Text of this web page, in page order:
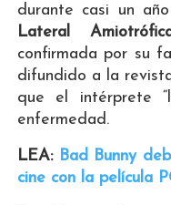
durante casi un
Lateral
confirmada por su
difundido a la
que el intérprete
enfermedad.
LEA: Bad Bunny
cine con la película